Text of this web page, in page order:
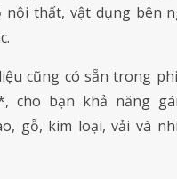
nội thất, vật dụng bên
cũng có sẵn trong
cho bạn khả năng
gỗ, kim loại, vải và